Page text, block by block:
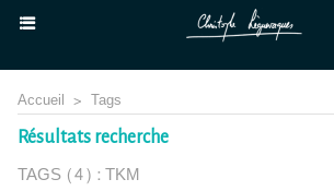
Accueil > Tags
Résultats recherche
TAGS (4) : TKM